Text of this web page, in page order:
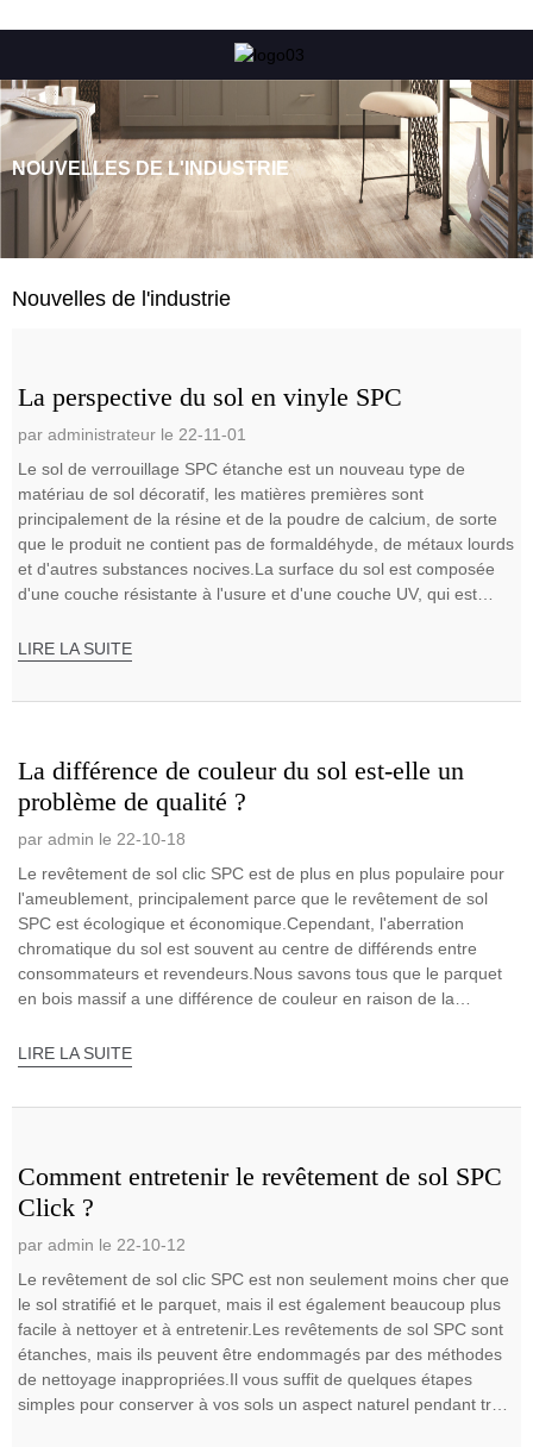
NOUVELLES DE L'INDUSTRIE
Nouvelles de l'industrie
La perspective du sol en vinyle SPC
par administrateur le 22-11-01
Le sol de verrouillage SPC étanche est un nouveau type de
matériau de sol décoratif, les matières premières sont
principalement de la résine et de la poudre de calcium, de sorte
que le produit ne contient pas de formaldéhyde, de métaux lourds
et d'autres substances nocives.La surface du sol est composée
d'une couche résistante à l'usure et d'une couche UV, qui est
LIRE LA SUITE
La différence de couleur du sol est-elle un
problème de qualité ?
par admin le 22-10-18
Le revêtement de sol clic SPC est de plus en plus populaire pour
l'ameublement, principalement parce que le revêtement de sol
SPC est écologique et économique.Cependant, l'aberration
chromatique du sol est souvent au centre de différends entre
consommateurs et revendeurs.Nous savons tous que le parquet
en bois massif a une différence de couleur en raison de la
LIRE LA SUITE
Comment entretenir le revêtement de sol SPC
Click ?
par admin le 22-10-12
Le revêtement de sol clic SPC est non seulement moins cher que
le sol stratifié et le parquet, mais il est également beaucoup plus
facile à nettoyer et à entretenir.Les revêtements de sol SPC sont
étanches, mais ils peuvent être endommagés par des méthodes
de nettoyage inappropriées.Il vous suffit de quelques étapes
simples pour conserver à vos sols un aspect naturel pendant très